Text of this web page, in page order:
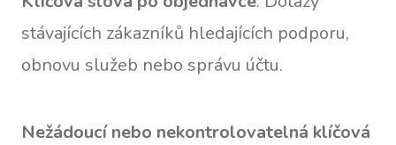
stávajících zákazníků hledajících podporu,
obnovu služeb nebo správu účtu.
Nežádoucí nebo nekontrolovatelná klíčová